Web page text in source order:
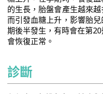
的生長，胎盤會產生越來
而引發血糖上升，影響胎
期後半發生，有時會在第
會恢復正常。
診斷